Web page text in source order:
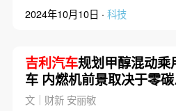
2024年10月10日 · 科技
吉利汽车规划甲醇混动乘
车 内燃机前景取决于零
料？
文｜财新 安丽敏